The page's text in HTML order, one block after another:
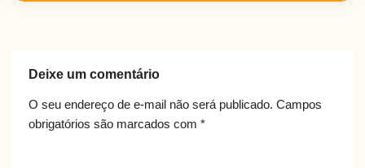
Deixe um comentário
O seu endereço de e-mail não será publicado. Campos
obrigatórios são marcados com *